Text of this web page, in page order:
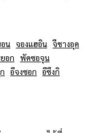
น จองแฮอิน จีชางอุค
อก พัคซอจุน
อีจงซอก อีซึงกิ